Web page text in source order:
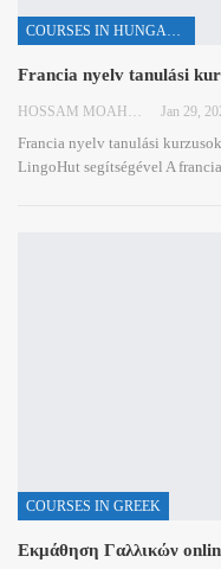
COURSES IN HUNGARIAN
Francia nyelv tanulási
HOSSAM MOAHMED Jan 29,
Francia nyelv tanulási
LingoHut segítségével A
COURSES IN GREEK
Εκμάθηση Γαλλικών